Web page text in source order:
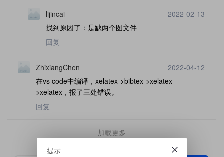
lijincai
2022-02-13
找到原因了：是缺两个图文件
回复
ZhixiangChen
2022-04-12
在vs code中编译，xelatex->bibtex->xelatex-
>xelatex，报了三处错误。
回复
加载更多
提示